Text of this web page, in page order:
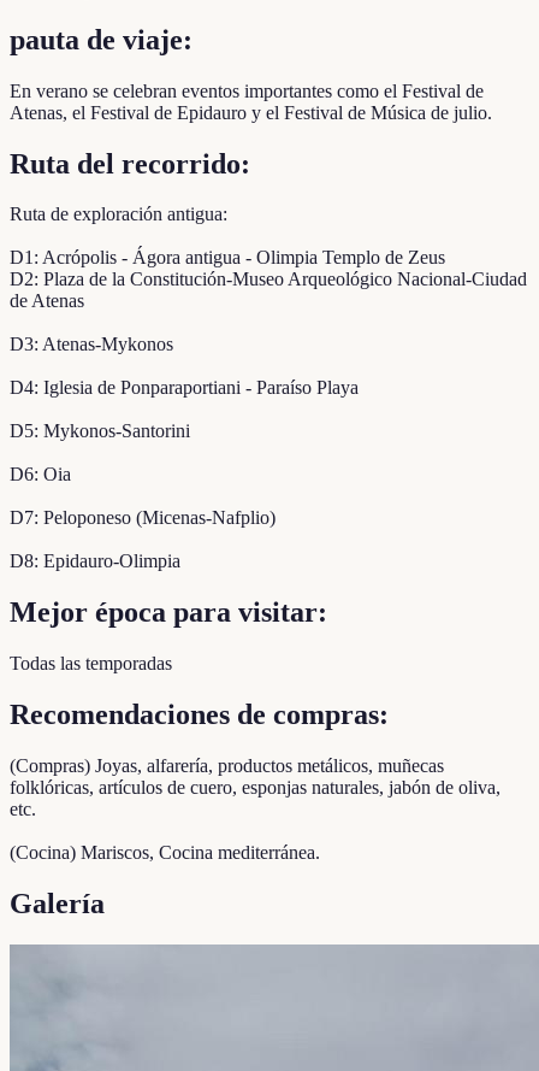
pauta de viaje:
En verano se celebran eventos importantes como el Festival de
Atenas, el Festival de Epidauro y el Festival de Música de julio.
Ruta del recorrido:
Ruta de exploración antigua:
D1: Acrópolis - Ágora antigua - Olimpia Templo de Zeus
D2: Plaza de la Constitución-Museo Arqueológico Nacional-Ciudad
de Atenas
D3: Atenas-Mykonos
D4: Iglesia de Ponparaportiani - Paraíso Playa
D5: Mykonos-Santorini
D6: Oia
D7: Peloponeso (Micenas-Nafplio)
D8: Epidauro-Olimpia
Mejor época para visitar:
Todas las temporadas
Recomendaciones de compras:
(Compras) Joyas, alfarería, productos metálicos, muñecas
folklóricas, artículos de cuero, esponjas naturales, jabón de oliva,
etc.
(Cocina) Mariscos, Cocina mediterránea.
Galería